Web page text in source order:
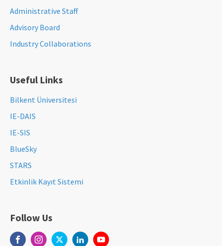
Administrative Staff
Advisory Board
Industry Collaborations
Useful Links
Bilkent Üniversitesi
IE-DAIS
IE-SIS
BlueSky
STARS
Etkinlik Kayıt Sistemi
Follow Us